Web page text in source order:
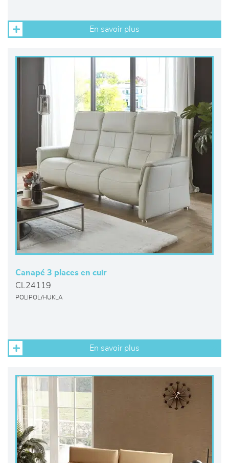
En savoir plus
Canapé 3 places en cuir
CL24119
POLIPOL/HUKLA
En savoir plus